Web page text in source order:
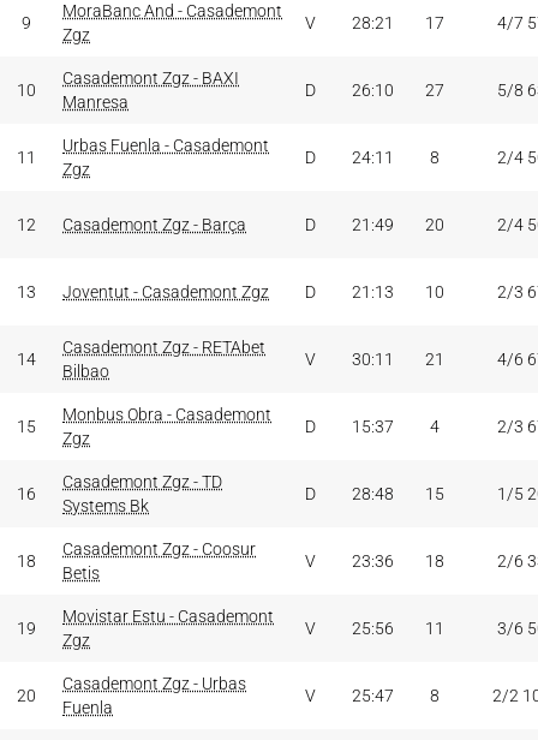
9
MoraBanc And - Casademont
Zgz
V 28:21 17 4/7
10
Casademont Zgz - BAXI
Manresa
D 26:10 27 5/8
11
Urbas Fuenla - Casademont
Zgz
D 24:11 8 2/4
12 Casademont Zgz - Barça D 21:49 20 2/4
13 Joventut - Casademont Zgz D 21:13 10 2/3
14
Casademont Zgz - RETAbet
Bilbao
V 30:11 21 4/6
15
Monbus Obra - Casademont
Zgz
D 15:37 4 2/3
16
Casademont Zgz - TD
Systems Bk
D 28:48 15 1/5
18
Casademont Zgz - Coosur
Betis
V 23:36 18 2/6
19
Movistar Estu - Casademont
Zgz
V 25:56 11 3/6
20
Casademont Zgz - Urbas
Fuenla
V 25:47 8 2/2